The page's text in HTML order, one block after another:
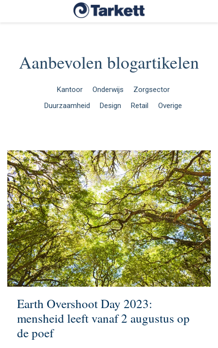
Aanbevolen blogartikelen
Kantoor Onderwijs
Zorgsector
Duurzaamheid
Design Retail Overige
Earth Overshoot Day 2023:
mensheid leeft vanaf 2 augustus op
de poef